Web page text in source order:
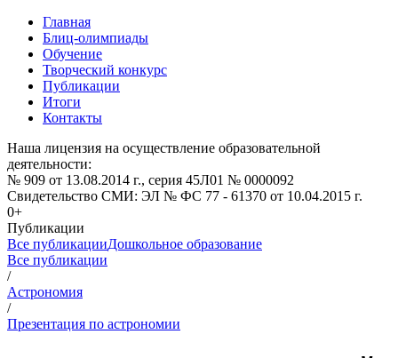
Главная
Блиц-олимпиады
Обучение
Творческий конкурс
Публикации
Итоги
Контакты
Наша лицензия на осуществление образовательной
деятельности:
№ 909 от 13.08.2014 г., серия 45Л01 № 0000092
Свидетельство СМИ: ЭЛ № ФС 77 - 61370 от 10.04.2015 г.
0+
Публикации
Все публикацииДошкольное образование
Все публикации
/
Астрономия
/
Презентация по астрономии